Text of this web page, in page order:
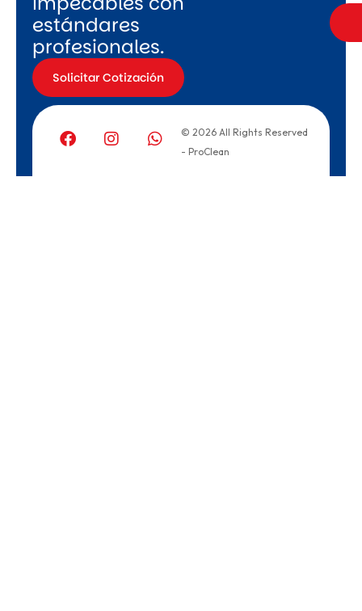
estándares
profesionales.
Solicitar Cotización
© 2026 All Rights Reserved
- ProClean